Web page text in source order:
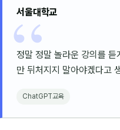
서울대학교
정말 정말 놀라운 강의를 듣
만 뒤처지지 말아야겠다고
ChatGPT교육